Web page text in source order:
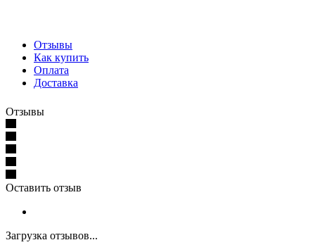
Отзывы
Как купить
Оплата
Доставка
Отзывы
Оставить отзыв
Загрузка отзывов...